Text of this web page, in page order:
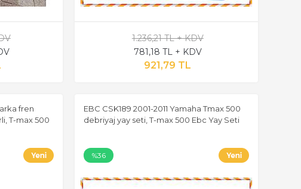
1.236,21 TL + KDV
781,18 TL + KDV
921,79 TL
fren
T-max 500
EBC CSK189 2001-2011 Yamaha Tmax 500
debriyaj yay seti, T-max 500 Ebc Yay Seti
%36